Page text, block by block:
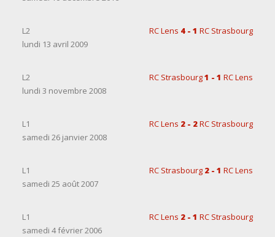
L2 RC Lens 4 - 1 RC Strasbourg
lundi 13 avril 2009
L2 RC Strasbourg1 - 1 RC Lens
lundi 3 novembre 2008
L1 RC Lens 2 - 2RC Strasbourg
samedi 26 janvier 2008
L1 RC Strasbourg 2 - 1 RC Lens
samedi 25 août 2007
L1 RC Lens 2 - 1 RC Strasbourg
samedi 4 février 2006